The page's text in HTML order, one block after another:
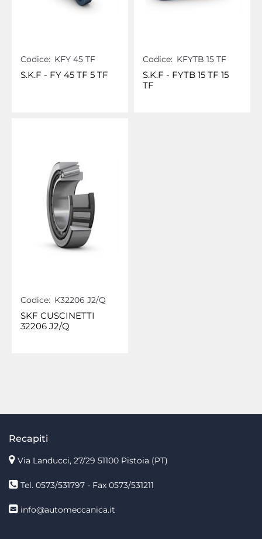
Codice: KFY 45 TF
S.K.F - FY 45 TF 5 TF
Codice: KFYTB 15 TF
S.K.F - FYTB 15 TF 15
TF
Codice: K32206 J2/Q
SKF CUSCINETTI
32206 J2/Q
Recapiti
Via Landucci, 27/29 51100 Pistoia (PT)
Tel. 0573/531797 - Fax 0573/531211
info@automeccanica.it